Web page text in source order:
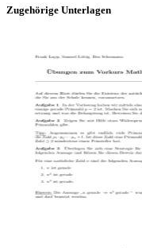
Zugehörige Unterlagen